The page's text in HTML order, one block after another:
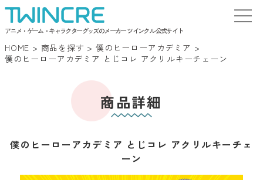
アニメ・ゲーム・キャラクターグッズのメーカー ツインクル 公式サイト
HOME > 商品を探す >僕のヒーローアカデミア >
僕のヒーローアカデミア とじコレ アクリルキーチェーン
商品詳細
僕のヒーローアカデミア とじコレ アクリルキーチェ
ーン